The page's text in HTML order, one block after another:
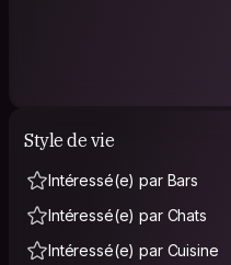
Style de vie
Intéressé(e) par Bars
Intéressé(e) par Chats
Intéressé(e) par Cuisine